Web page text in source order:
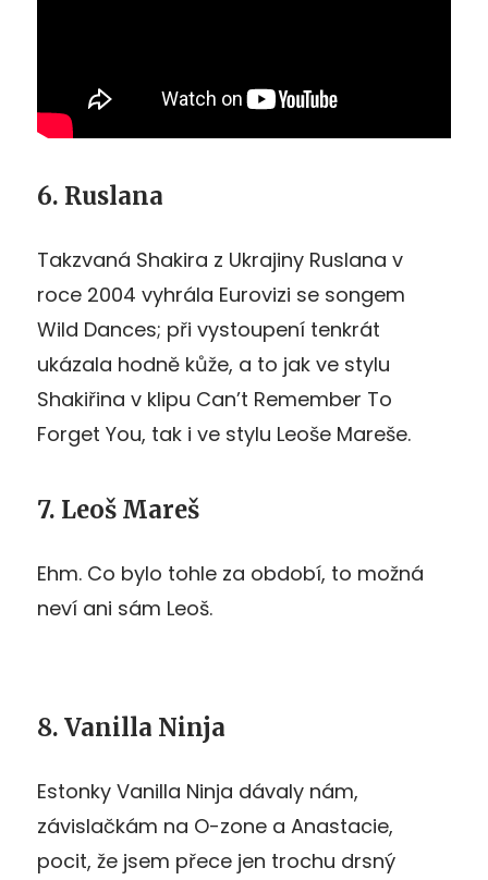
6. Ruslana
Takzvaná Shakira z Ukrajiny Ruslana v
roce 2004 vyhrála Eurovizi se songem
Wild Dances; při vystoupení tenkrát
ukázala hodně kůže, a to jak ve stylu
Shakiřina v klipu Can’t Remember To
Forget You, tak i ve stylu Leoše Mareše.
7. Leoš Mareš
Ehm. Co bylo tohle za období, to možná
neví ani sám Leoš.
8. Vanilla Ninja
Estonky Vanilla Ninja dávaly nám,
závislačkám na O-zone a Anastacie,
pocit, že jsem přece jen trochu drsný